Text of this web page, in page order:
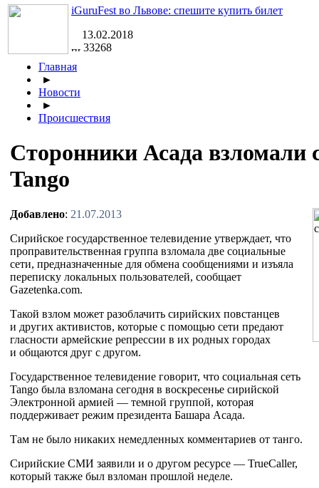
iGuruFest во Львове: спешите купить билет
13.02.2018
33268
Главная
►
Новости
►
Происшествия
Сторонники Асада взломали
Tango
Добавлено: 21.07.2013
Сирийское государственное телевидение утверждает, что
проправительственная группа взломала две социальные
сети, предназначенные для обмена сообщениями и изъяла
переписку локальных пользователей, сообщает
Gazetenka.com.
Такой взлом может разоблачить сирийских повстанцев
и других активистов, которые с помощью сети предают
гласности армейские репрессии в их родных городах
и общаются друг с другом.
Государственное телевидение говорит, что социальная сеть
Tango была взломана сегодня в воскресенье сирийской
Электронной армией — темной группой, которая
поддерживает режим президента Башара Асада.
Там не было никаких немедленных комментариев от танго.
Сирийские СМИ заявили и о другом ресурсе — TrueCaller,
который также был взломан прошлой неделе.